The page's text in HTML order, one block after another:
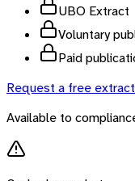
UBO Extract
Voluntary
Paid
Request a free
Available to